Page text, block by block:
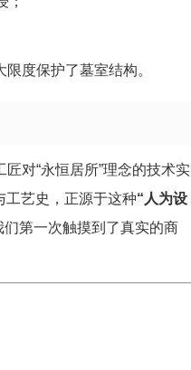
度保护了墓室结构。
对“永恒居所”理念的技术实
工艺史，正源于这种“人为设
们第一次触摸到了真实的商